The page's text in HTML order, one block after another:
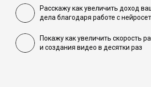
Покажу как увеличить скорость
и создания видео в десятки раз
Расскажу как увеличить доход
дела благодаря работе с